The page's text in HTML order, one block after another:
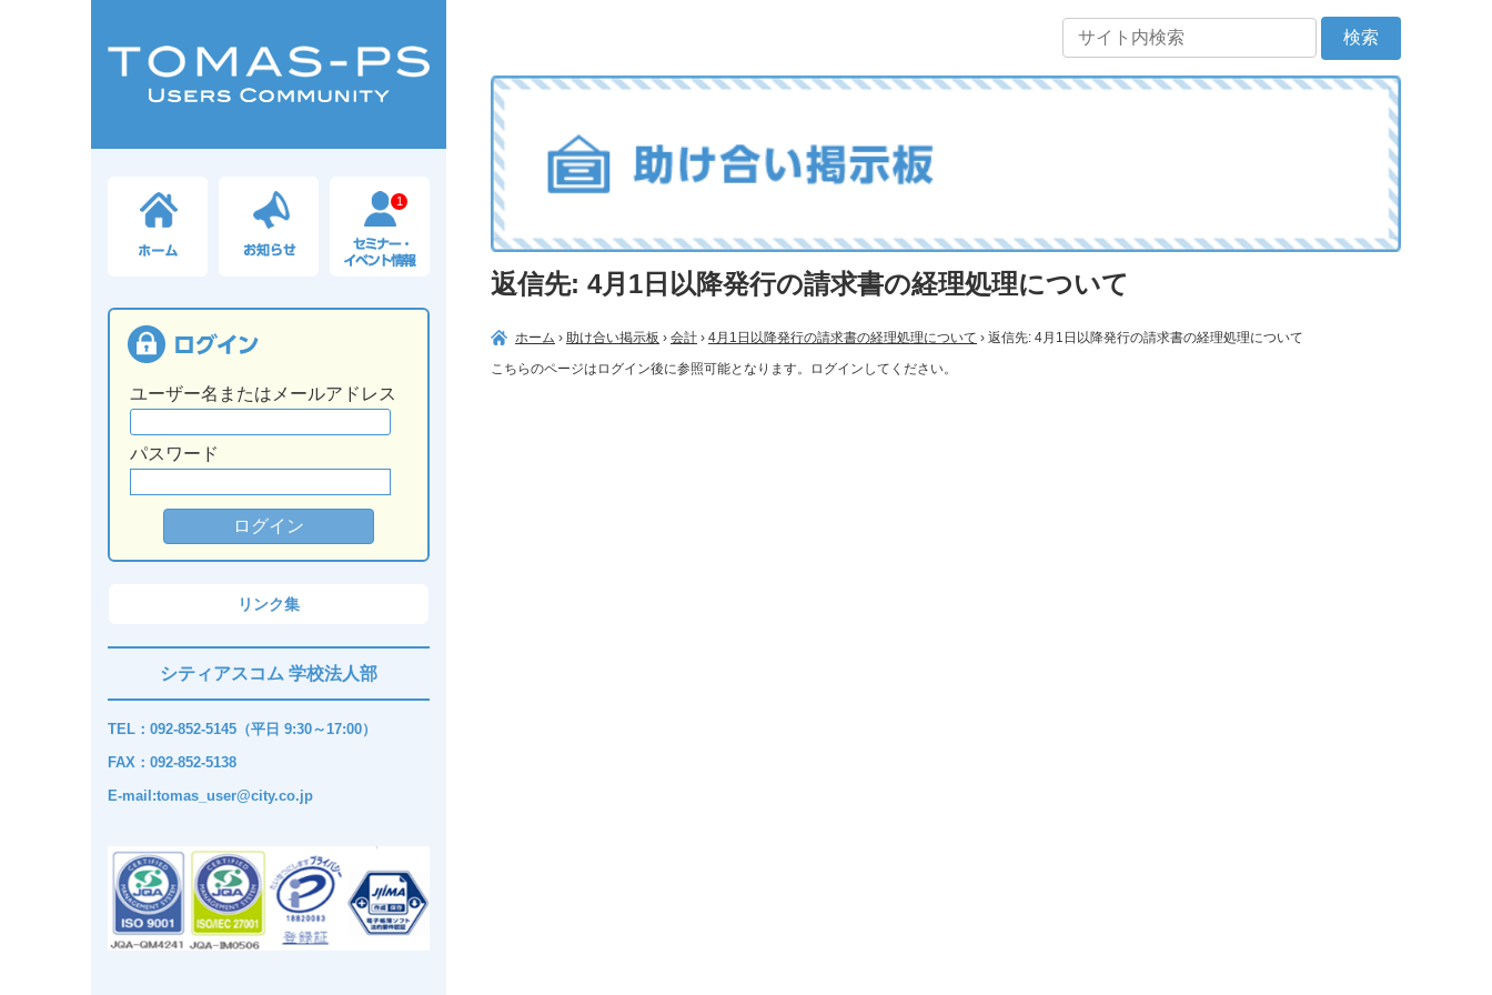
1
ユーザー名またはメールアドレス
パスワード
リンク集
シティアスコム 学校法人部
TEL：092-852-5145（平日 9:30～17:00）
FAX：092-852-5138
E-mail:tomas_user@city.co.jp
返信先: 4月1日以降発行の請求書の経理処理について
ホーム › 助け合い掲示板 › 会計 › 4月1日以降発行の請求書の経理処理について › 返信先: 4月1日以降発行の請求書の経理処理について
こちらのページはログイン後に参照可能となります。ログインしてください。